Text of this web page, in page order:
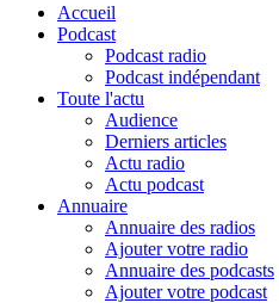
Accueil
Podcast
Podcast radio
Podcast indépendant
Toute l'actu
Audience
Derniers articles
Actu radio
Actu podcast
Annuaire
Annuaire des radios
Ajouter votre radio
Annuaire des podcasts
Ajouter votre podcast